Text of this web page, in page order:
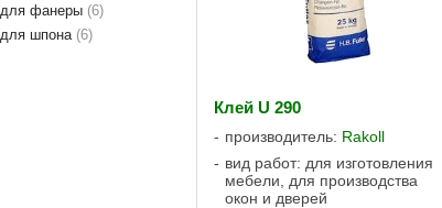
для фанеры 6
для шпона 6
Клей U 290
производитель: Rakoll
вид работ: для изготовления
мебели, для производства
окон и дверей